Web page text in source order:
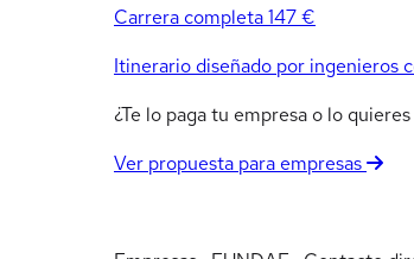
Carrera completa147 €
Itinerario diseñado por ingenieros
¿Te lo paga tu empresa o lo
Ver propuesta para empresas